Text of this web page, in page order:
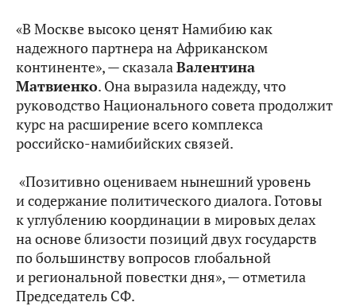
«В Москве высоко ценят Намибию как
надежного партнера на Африканском
континенте», — сказалаВалентина
Матвиенко. Она выразила надежду, что
руководство Национального совета продолжит
курс на расширение всего комплекса
российско-намибийских связей.
«Позитивно оцениваем нынешний уровень
и содержание политического диалога. Готовы
к углублению координации в мировых делах
на основе близости позиций двух государств
по большинству вопросов глобальной
и региональной повестки дня», — отметила
Председатель СФ.